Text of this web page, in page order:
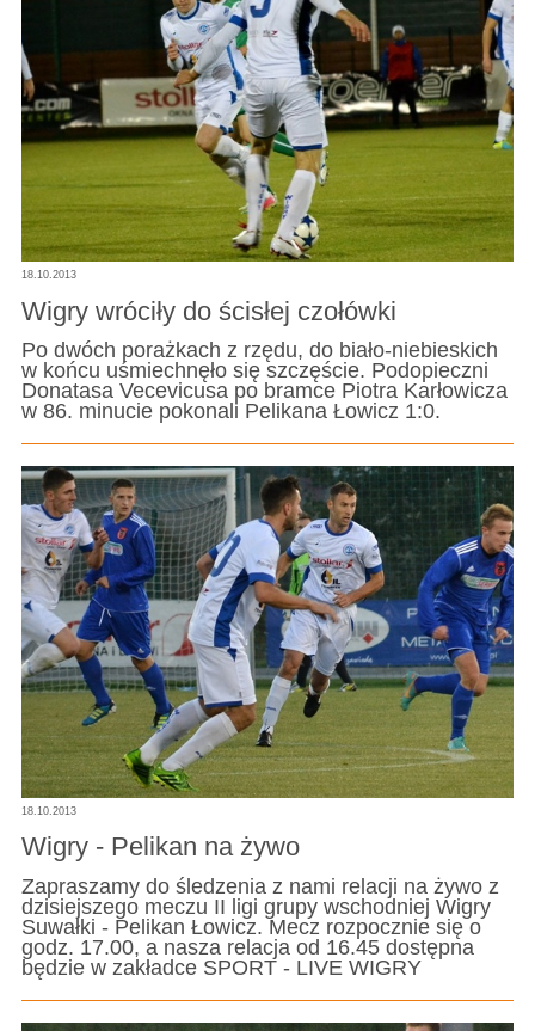
18.10.2013
Wigry wróciły do ścisłej czołówki
Po dwóch porażkach z rzędu, do biało-niebieskich
w końcu uśmiechnęło się szczęście. Podopieczni
Donatasa Vecevicusa po bramce Piotra Karłowicza
w 86. minucie pokonali Pelikana Łowicz 1:0.
18.10.2013
Wigry - Pelikan na żywo
Zapraszamy do śledzenia z nami relacji na żywo z
dzisiejszego meczu II ligi grupy wschodniej Wigry
Suwałki - Pelikan Łowicz. Mecz rozpocznie się o
godz. 17.00, a nasza relacja od 16.45 dostępna
będzie w zakładce SPORT - LIVE WIGRY